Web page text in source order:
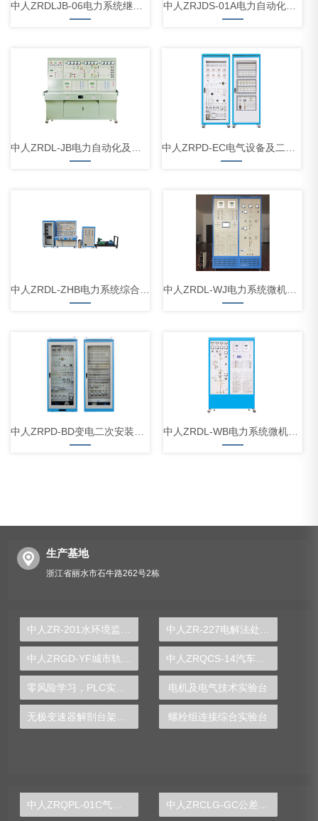
中人ZRDLJB-06电力系统继电保护工实训装置 中人ZRJDS-01A电力自动化及继电保护实验装置
中人ZRDL-JB电力自动化及继电保护实验装置 中人ZRPD-EC电气设备及二次部分实训考核装置
中人ZRDL-ZHB电力系统综合自动化技能实验装置 中人ZRDL-WJ电力系统微机线路保护实训装置
中人ZRPD-BD变电二次安装工实训考核装置 中人ZRDL-WB电力系统微机保护综合实训装置
生产基地
浙江省丽水市石牛路262号2栋
电机及电气技术实验台
螺栓组连接综合实验台